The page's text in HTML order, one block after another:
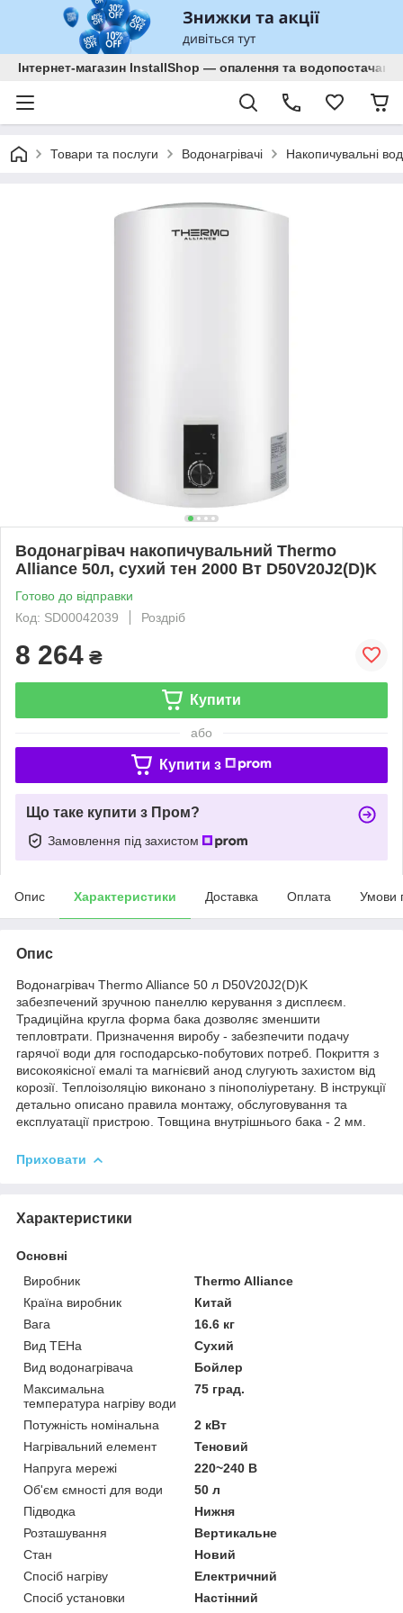
Інтернет-магазин InstallShop — опалення та водопостачання
Товари та послуги Водонагрівачі Накопичувальні
Водонагрівач накопичувальний Thermo
Alliance 50л, сухий тен 2000 Вт D50V20J2(D)K
Готово до відправки
Код: SD00042039
Роздріб
8 264 ₴
Купити
або
Купити з
Що таке купити з Пром?
Замовлення під захистом
Опис Характеристики Доставка Оплата Умови
Опис
Водонагрівач Thermo Alliance 50 л D50V20J2(D)K
забезпечений зручною панеллю керування з дисплеєм.
Традиційна кругла форма бака дозволяє зменшити
тепловтрати. Призначення виробу - забезпечити подачу
гарячої води для господарсько-побутових потреб. Покриття з
високоякісної емалі та магнієвий анод слугують захистом від
корозії. Теплоізоляцію виконано з пінополіуретану. В інструкції
детально описано правила монтажу, обслуговування та
експлуатації пристрою. Товщина внутрішнього бака - 2 мм.
Приховати
Характеристики
Основні
Виробник
Thermo Alliance
Країна виробник
Китай
Вага
16.6 кг
Вид ТЕНа
Сухий
Вид водонагрівача
Бойлер
Максимальна
температура нагріву води
75 град.
Потужність номінальна
2 кВт
Нагрівальний елемент
Теновий
Напруга мережі
220~240 В
Об'єм ємності для води
50 л
Підводка
Нижня
Розташування
Вертикальне
Стан
Новий
Спосіб нагріву
Електричний
Спосіб установки
Настінний